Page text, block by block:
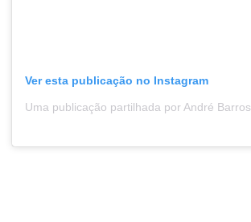
Ver esta publicação no Instagram